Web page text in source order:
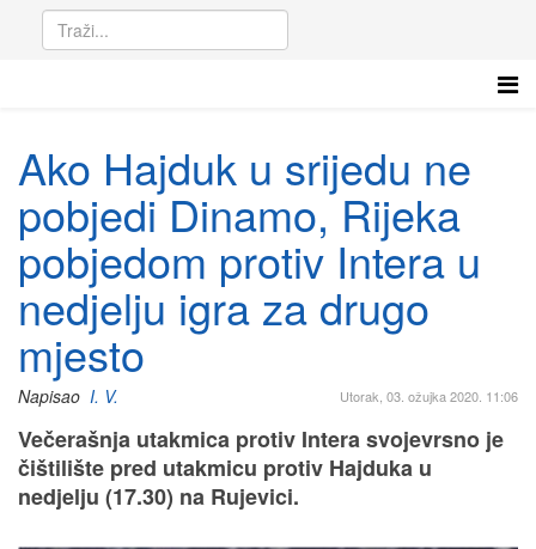
Ako Hajduk u srijedu ne
pobjedi Dinamo, Rijeka
pobjedom protiv Intera u
nedjelju igra za drugo
mjesto
Utorak, 03. ožujka 2020. 11:06
Napisao I. V.
Večerašnja utakmica protiv Intera svojevrsno je
čištilište pred utakmicu protiv Hajduka u
nedjelju (17.30) na Rujevici.